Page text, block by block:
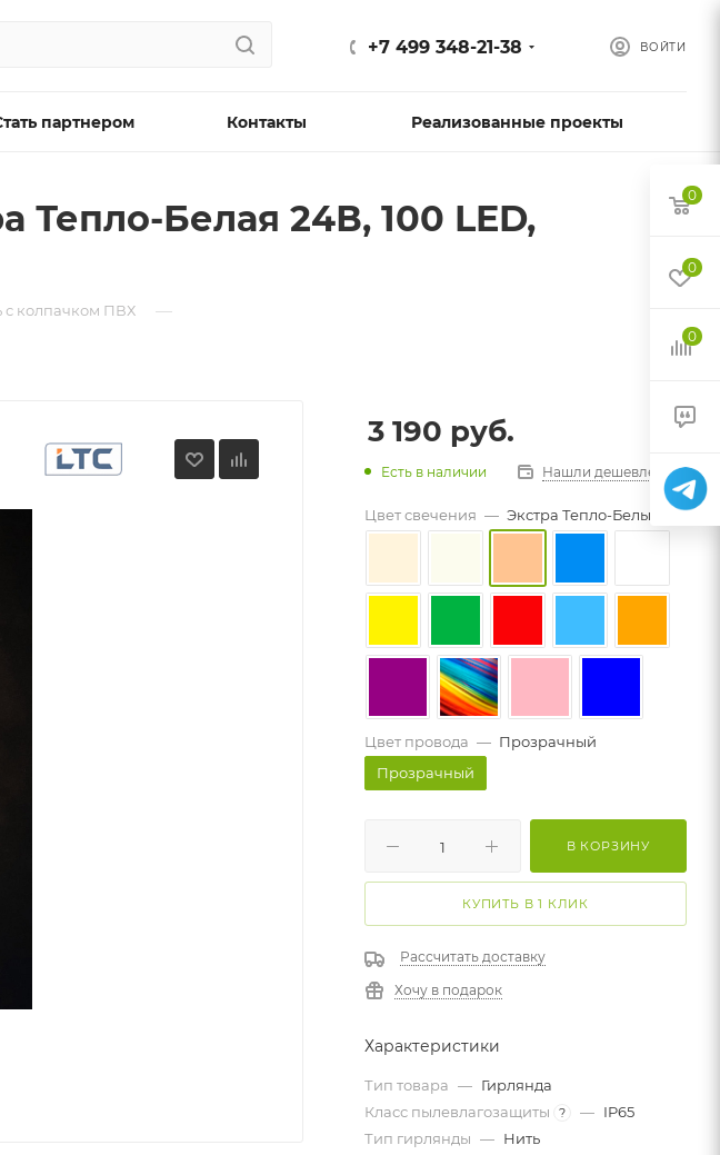
ВОЙТИ
+7 499 348-21-38
партнером Контакты Реализованные проекты
Тепло-Белая 24В, 100 LED,
с колпачком ПВХ —
3 190 руб.
Есть в наличии Нашли дешевле?
Цвет свечения — Экстра Тепло-Белый
Цвет провода — Прозрачный
Прозрачный
В КОРЗИНУ
КУПИТЬ В 1 КЛИК
Рассчитать доставку
Хочу в подарок
Характеристики
Тип товара — Гирлянда
Класс пылевлагозащиты
? — IP65
Тип гирлянды — Нить
0
0
0